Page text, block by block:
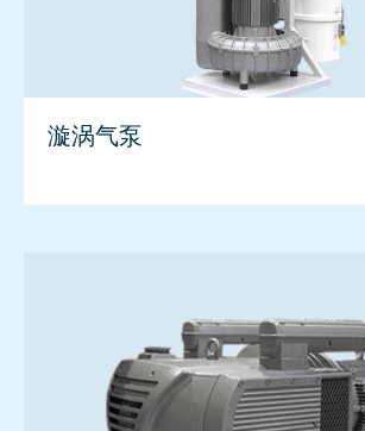
漩涡气泵